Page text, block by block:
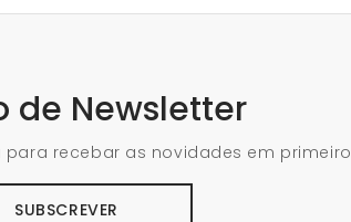
de Newsletter
recebar as novidades em primeiro
SUBSCREVER